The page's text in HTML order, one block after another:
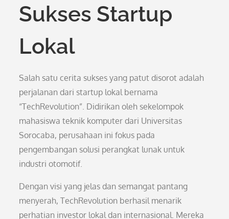
Sukses Startup
Lokal
Salah satu cerita sukses yang patut disorot adalah
perjalanan dari startup lokal bernama
“TechRevolution”. Didirikan oleh sekelompok
mahasiswa teknik komputer dari Universitas
Sorocaba, perusahaan ini fokus pada
pengembangan solusi perangkat lunak untuk
industri otomotif.
Dengan visi yang jelas dan semangat pantang
menyerah, TechRevolution berhasil menarik
perhatian investor lokal dan internasional. Mereka